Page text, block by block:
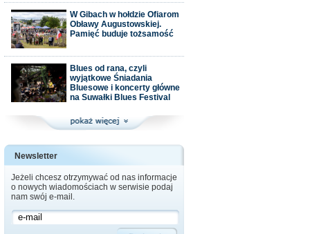
W Gibach w hołdzie Ofiarom
Obławy Augustowskiej.
Pamięć buduje tożsamość
Blues od rana, czyli
wyjątkowe Śniadania
Bluesowe i koncerty główne
na Suwałki Blues Festival
Newsletter
Jeżeli chcesz otrzymywać od nas informacje
o nowych wiadomościach w serwisie podaj
nam swój e-mail.